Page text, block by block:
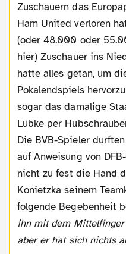
Zuschauern das
Ham United verloren
(oder 48.000 oder
hier) Zuschauer ins
hatte alles getan, um
Pokalendspiels
sogar das damalige
Lübke per
Die BVB-Spieler
auf Anweisung von
nicht zu fest die Hand
Konietzka seinem
folgende Begebenheit
ihn mit dem
aber er hat sich nichts